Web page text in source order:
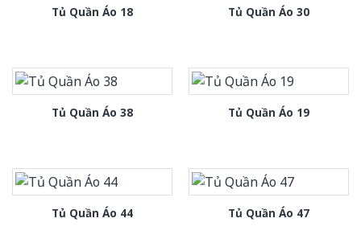
Tủ Quần Áo 18 Tủ Quần Áo 30
Tủ Quần Áo 38 Tủ Quần Áo 19
Tủ Quần Áo 44 Tủ Quần Áo 47